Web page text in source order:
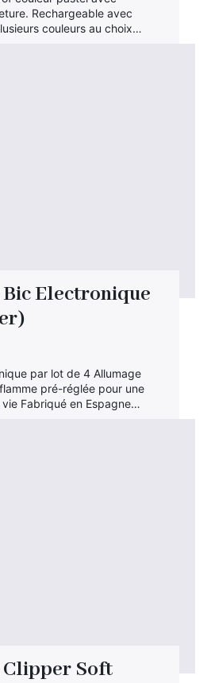
Rechargeable avec
couleurs au choix…
Electronique
par lot de 4 Allumage
pré-réglée pour une
Fabriqué en Espagne…
Soft